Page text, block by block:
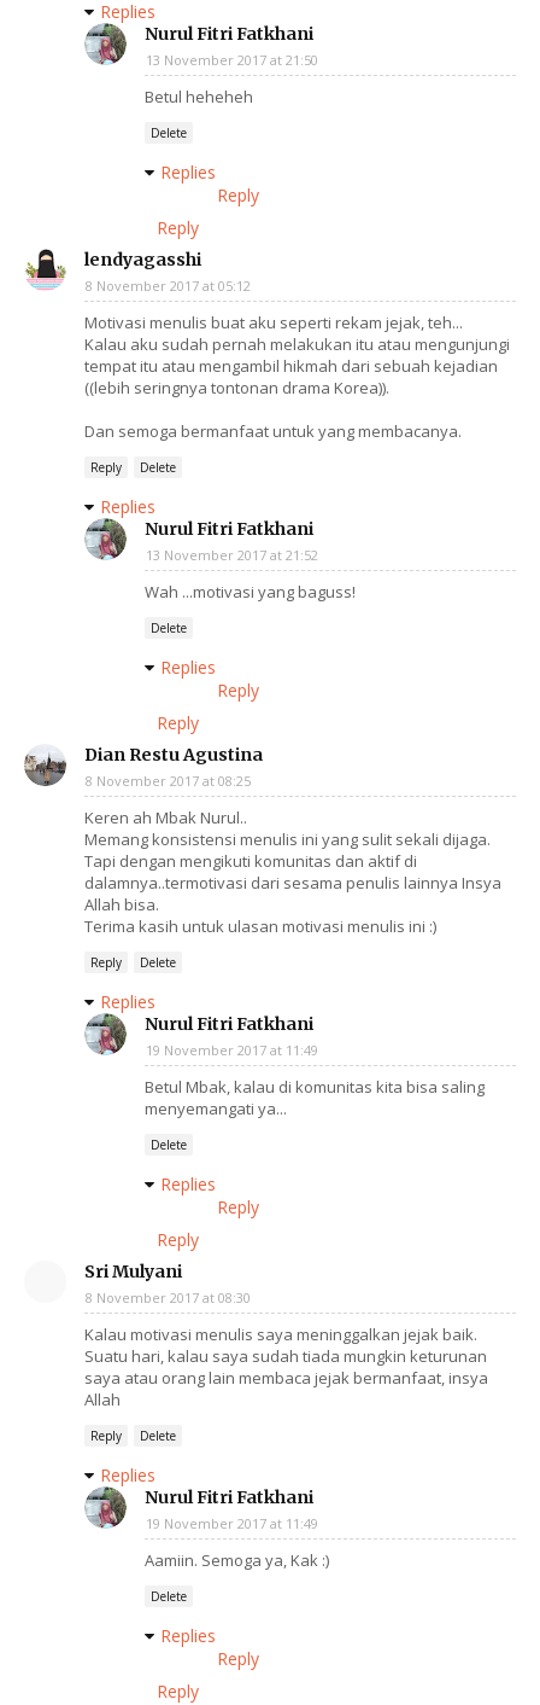
Replies
Nurul Fitri Fatkhani
13 November 2017 at 21:50
Betul heheheh
Delete
Replies
Reply
Reply
lendyagasshi
8 November 2017 at 05:12
Motivasi menulis buat aku seperti rekam jejak, teh...
Kalau aku sudah pernah melakukan itu atau mengunjungi
tempat itu atau mengambil hikmah dari sebuah kejadian
((lebih seringnya tontonan drama Korea)).
Dan semoga bermanfaat untuk yang membacanya.
Reply Delete
Replies
Nurul Fitri Fatkhani
13 November 2017 at 21:52
Wah ...motivasi yang baguss!
Delete
Replies
Reply
Reply
Dian Restu Agustina
8 November 2017 at 08:25
Keren ah Mbak Nurul..
Memang konsistensi menulis ini yang sulit sekali dijaga.
Tapi dengan mengikuti komunitas dan aktif di
dalamnya..termotivasi dari sesama penulis lainnya Insya
Allah bisa.
Terima kasih untuk ulasan motivasi menulis ini :)
Reply Delete
Replies
Nurul Fitri Fatkhani
19 November 2017 at 11:49
Betul Mbak, kalau di komunitas kita bisa saling
menyemangati ya...
Delete
Replies
Reply
Reply
Sri Mulyani
8 November 2017 at 08:30
Kalau motivasi menulis saya meninggalkan jejak baik.
Suatu hari, kalau saya sudah tiada mungkin keturunan
saya atau orang lain membaca jejak bermanfaat, insya
Allah
Reply Delete
Replies
Nurul Fitri Fatkhani
19 November 2017 at 11:49
Aamiin. Semoga ya, Kak :)
Delete
Replies
Reply
Reply